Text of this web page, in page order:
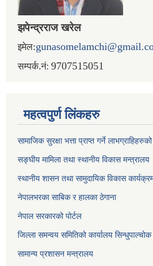
झपेन्द्रराज खरेल
इमेल:
सम्पर्क.नं: 9707515051
महत्वपुर्ण लिंकहरु
सामाजिक सुरक्षा भत्ता प्राप्त गर्ने
सङ्घीय मामिला तथा स्थानीय विकास मन्त्रालय
स्थानीय शासन तथा सामुदायिक विकास
नेपालभरका साबिक र हालका ठेगाना
नेपाल सरकारको पोर्टल
जिल्ला समन्वय समितिको कार्यालय सिन्धुपाल्चोक
सामान्य प्रशासन मन्त्रालय